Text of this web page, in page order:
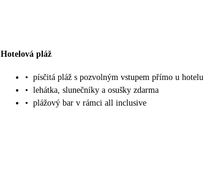
Hotelová pláž
• písčitá pláž s pozvolným vstupem přímo u hotelu
• lehátka, slunečníky a osušky zdarma
• plážový bar v rámci all inclusive